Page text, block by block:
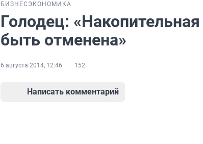
БИЗНЕС ЭКОНОМИКА
Голодец:
быть отменена»
6 августа 2014, 12:46 152
Написать комментарий